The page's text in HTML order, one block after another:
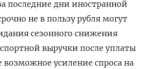
последние дни иностранной
не в пользу рубля могут
сезонного снижения
выручки после уплаты
возможное усиление спроса на